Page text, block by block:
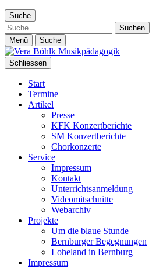
Suche
Suche
Menü Suche
Schliessen
Start
Termine
Artikel
Presse
KFK Konzertberichte
SM Konzertberichte
Chorkonzerte
Service
Impressum
Kontakt
Unterrichtsanmeldung
Videomitschnitte
Webarchiv
Projekte
Um die blaue Stunde
Bernburger Begegnungen
Loheland in Bernburg
Impressum